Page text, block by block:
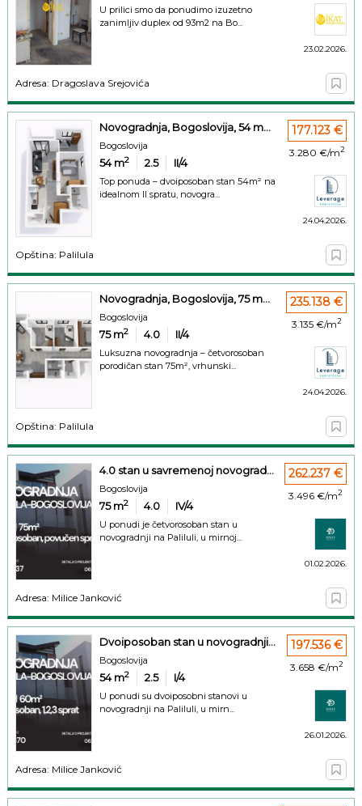
U prilici smo da ponudimo izuzetno
zanimljiv duplex od 93m2 na Bo...
23.02.2026.
Adresa: Dragoslava Srejovića
Novogradnja, Bogoslovija, 54 m...
Bogoslovija
54m2 2.5 II/4
Top ponuda – dvoiposoban stan 54m² na
idealnom II spratu, novogra...
177.123 €
3.280 €/m2
24.04.2026.
Opština: Palilula
Novogradnja, Bogoslovija, 75 m...
Bogoslovija
75m2 4.0 II/4
Luksuzna novogradnja – četvorosoban
porodičan stan 75m², vrhunski...
235.138 €
3.135 €/m2
24.04.2026.
Opština: Palilula
4.0 stan u savremenoj novograd...
Bogoslovija
75m2 4.0 IV/4
U ponudi je četvorosoban stan u
novogradnji na Paliluli, u mirnoj...
262.237 €
3.496 €/m2
01.02.2026.
Adresa: Milice Janković
Dvoiposoban stan u novogradnji...
Bogoslovija
54m2 2.5 I/4
U ponudi su dvoiposobni stanovi u
novogradnji na Paliluli, u mirn...
197.536 €
3.658 €/m2
26.01.2026.
Adresa: Milice Janković